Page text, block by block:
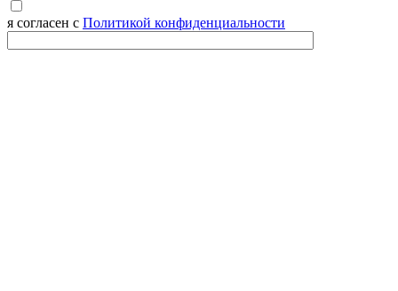
я согласен с Политикой конфиденциальности